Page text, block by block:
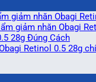
giảm nhăn Obagi
giảm nhăn Obagi
28g Đúng Cách
Retinol 0.5 28g